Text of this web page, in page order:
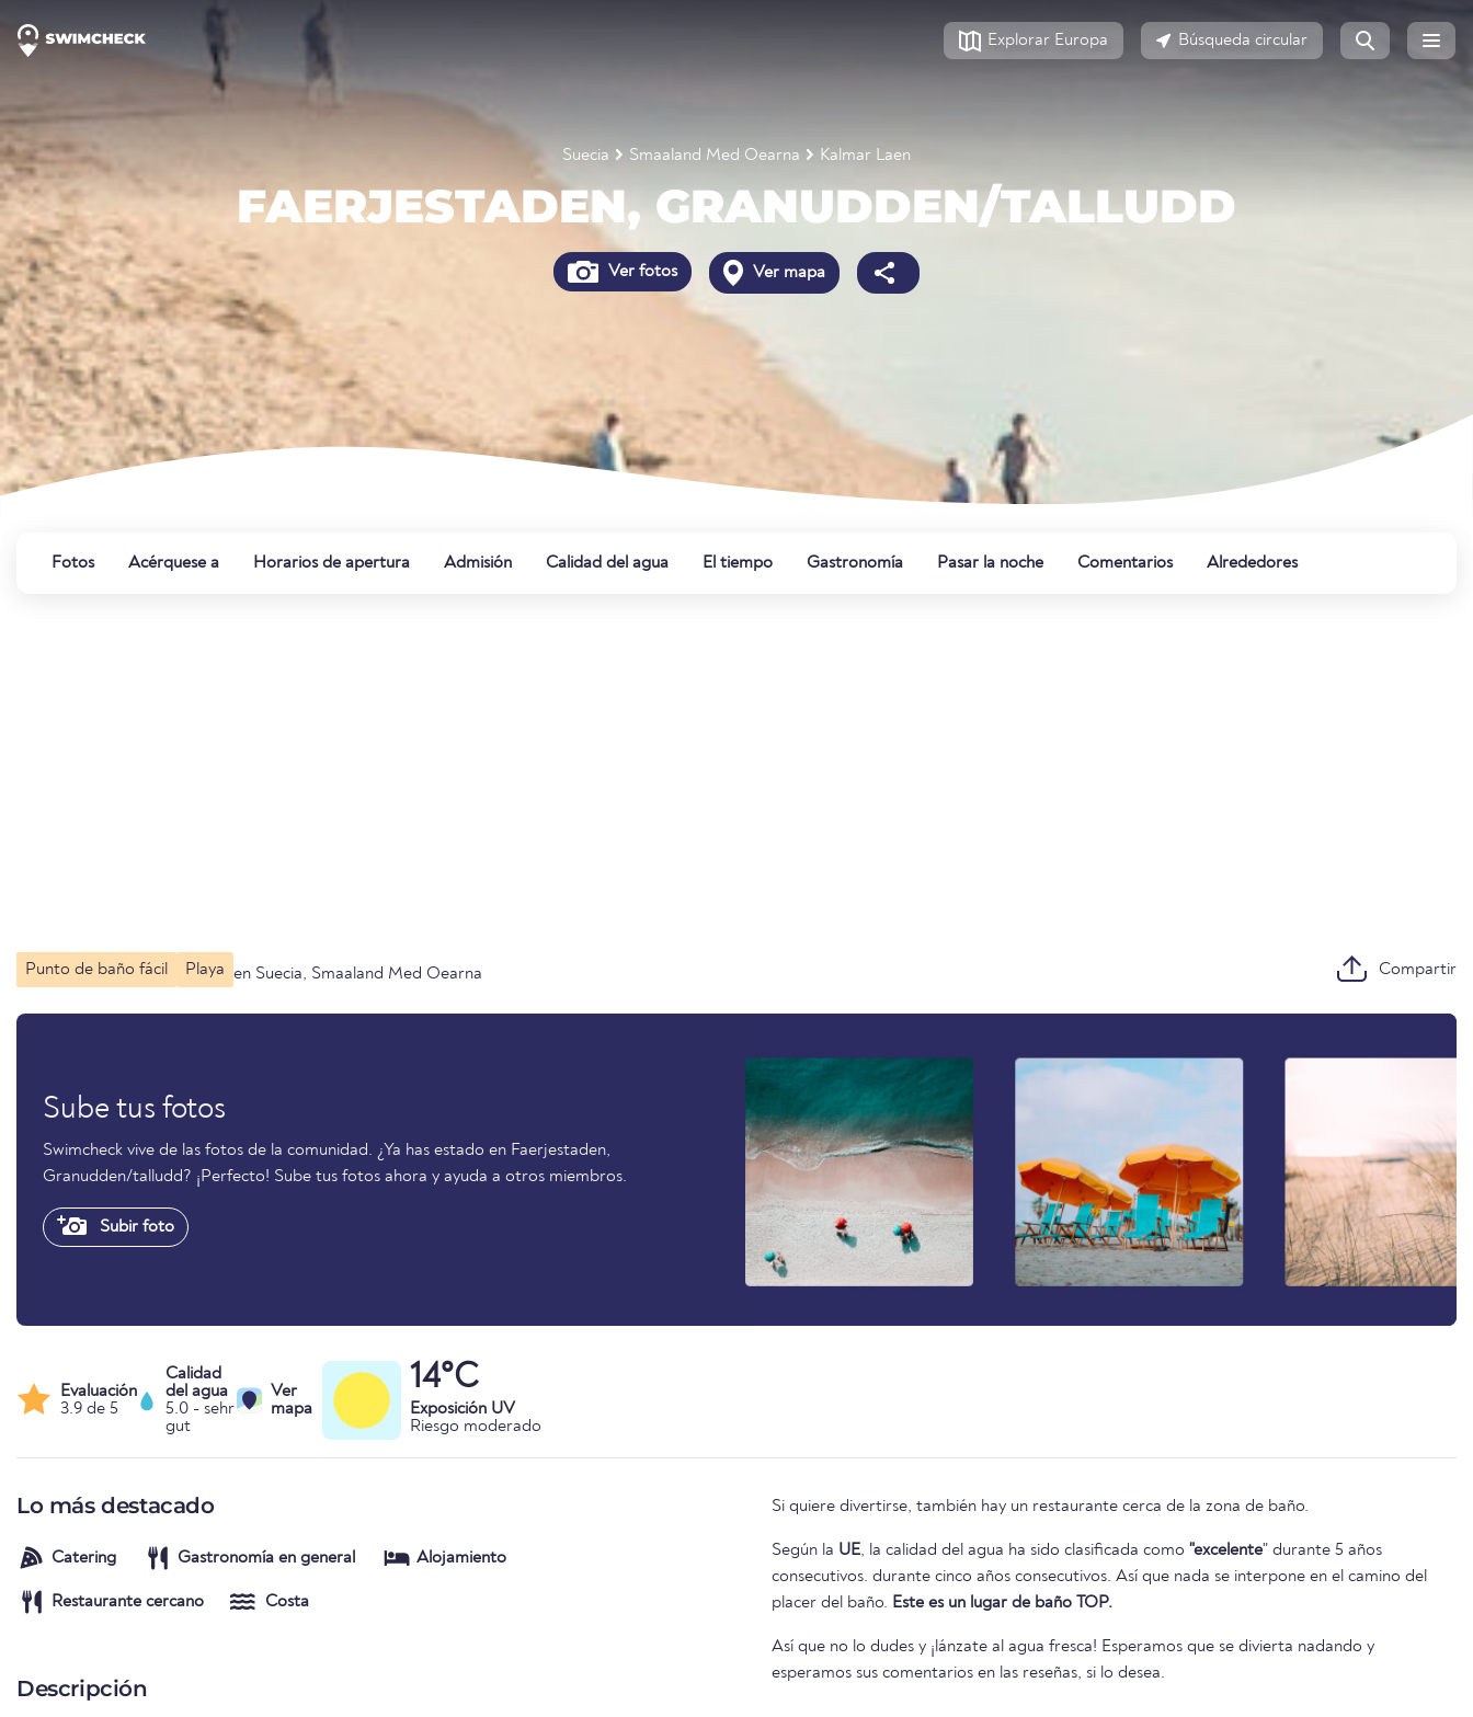
Explorar Europa Búsqueda circular
Suecia Smaaland Med Oearna Kalmar Laen
FAERJESTADEN, GRANUDDEN/TALLUDD
Ver fotos Ver mapa
Fotos Acérquese a Horarios de apertura Admisión Calidad del agua El tiempo Gastronomía Pasar la noche Comentarios Alrededores
Punto de baño fácil Playa en Suecia, Smaaland Med Oearna Compartir
Sube tus fotos
Swimcheck vive de las fotos de la comunidad. ¿Ya has estado en Faerjestaden,
Granudden/talludd? ¡Perfecto! Sube tus fotos ahora y ayuda a otros miembros.
Subir foto
Evaluación
3.9 de 5
Calidad
del agua
5.0 - sehr
gut
Ver
mapa
14°C
Exposición UV
Riesgo moderado
Lo más destacado
Catering Gastronomía en general Alojamiento
Restaurante cercano Costa
Descripción
Si quiere divertirse, también hay un restaurante cerca de la zona de baño.
Según la UE, la calidad del agua ha sido clasificada como "excelente" durante 5 años
consecutivos. durante cinco años consecutivos. Así que nada se interpone en el camino del
placer del baño. Este es un lugar de baño TOP.
Así que no lo dudes y ¡lánzate al agua fresca! Esperamos que se divierta nadando y
esperamos sus comentarios en las reseñas, si lo desea.